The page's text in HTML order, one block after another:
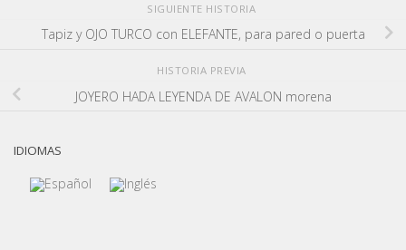
SIGUIENTE HISTORIA
Tapiz y OJO TURCO con ELEFANTE, para pared o puerta
HISTORIA PREVIA
JOYERO HADA LEYENDA DE AVALON morena
IDIOMAS